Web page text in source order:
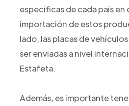
específicas de cada país en
importación de estos
lado, las placas de
ser enviadas a nivel
Estafeta.
Además, es importante